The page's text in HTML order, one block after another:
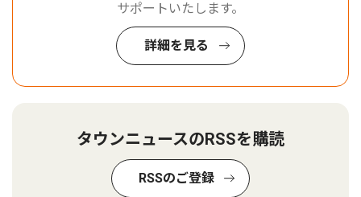
サポートいたします。
詳細を見る
タウンニュースのRSSを購読
RSSのご登録